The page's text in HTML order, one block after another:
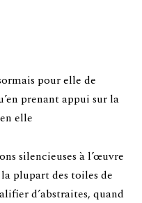
pour elle de
prenant appui sur la
elle
silencieuses à l’œuvre
plupart des toiles de
d’abstraites, quand